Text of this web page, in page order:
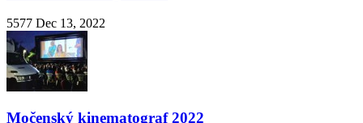
5577 Dec 13, 2022
Močenský kinematograf 2022